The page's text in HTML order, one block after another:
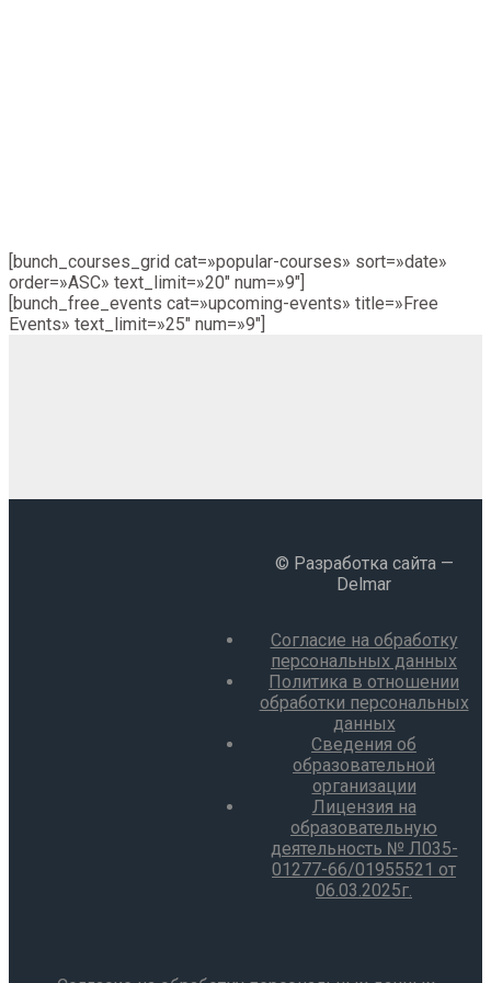
[bunch_courses_grid cat=»popular-courses» sort=»date»
order=»ASC» text_limit=»20″ num=»9″]
[bunch_free_events cat=»upcoming-events» title=»Free
Events» text_limit=»25″ num=»9″]
© Разработка сайта —
Delmar
Согласие на обработку
персональных данных
Политика в отношении
обработки персональных
данных
Сведения об
образовательной
организации
Лицензия на
образовательную
деятельность № Л035-
01277-66/01955521 от
06.03.2025г.